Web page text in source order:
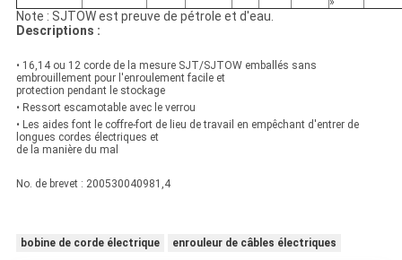
Note : SJTOW est preuve de pétrole et d'eau.
Descriptions :
• 16,14 ou 12 corde de la mesure SJT/SJTOW emballés sans
embrouillement pour l'enroulement facile et
protection pendant le stockage
• Ressort escamotable avec le verrou
• Les aides font le coffre-fort de lieu de travail en empêchant d'entrer de
longues cordes électriques et
de la manière du mal
No. de brevet : 200530040981,4
bobine de corde électrique enrouleur de câbles électriques